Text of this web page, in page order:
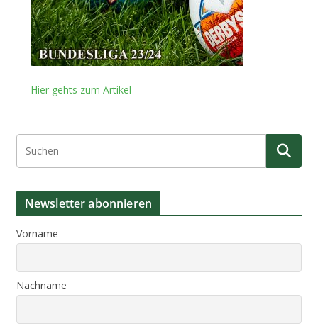
Hier gehts zum Artikel
Newsletter abonnieren
Vorname
Nachname